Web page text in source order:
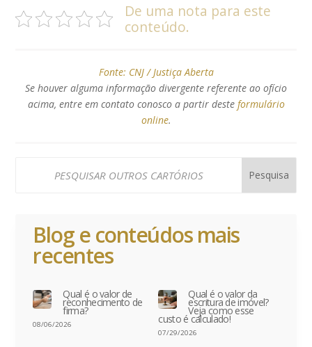
De uma nota para este
conteúdo.
Fonte: CNJ / Justiça Aberta
Se houver alguma informação divergente referente ao ofício
acima, entre em contato conosco a partir deste formulário
online.
Blog e conteúdos mais
recentes
Qual é o valor de
reconhecimento de
firma?
08/06/2026
Qual é o valor da
escritura de imóvel?
Veja como esse
custo é calculado!
07/29/2026